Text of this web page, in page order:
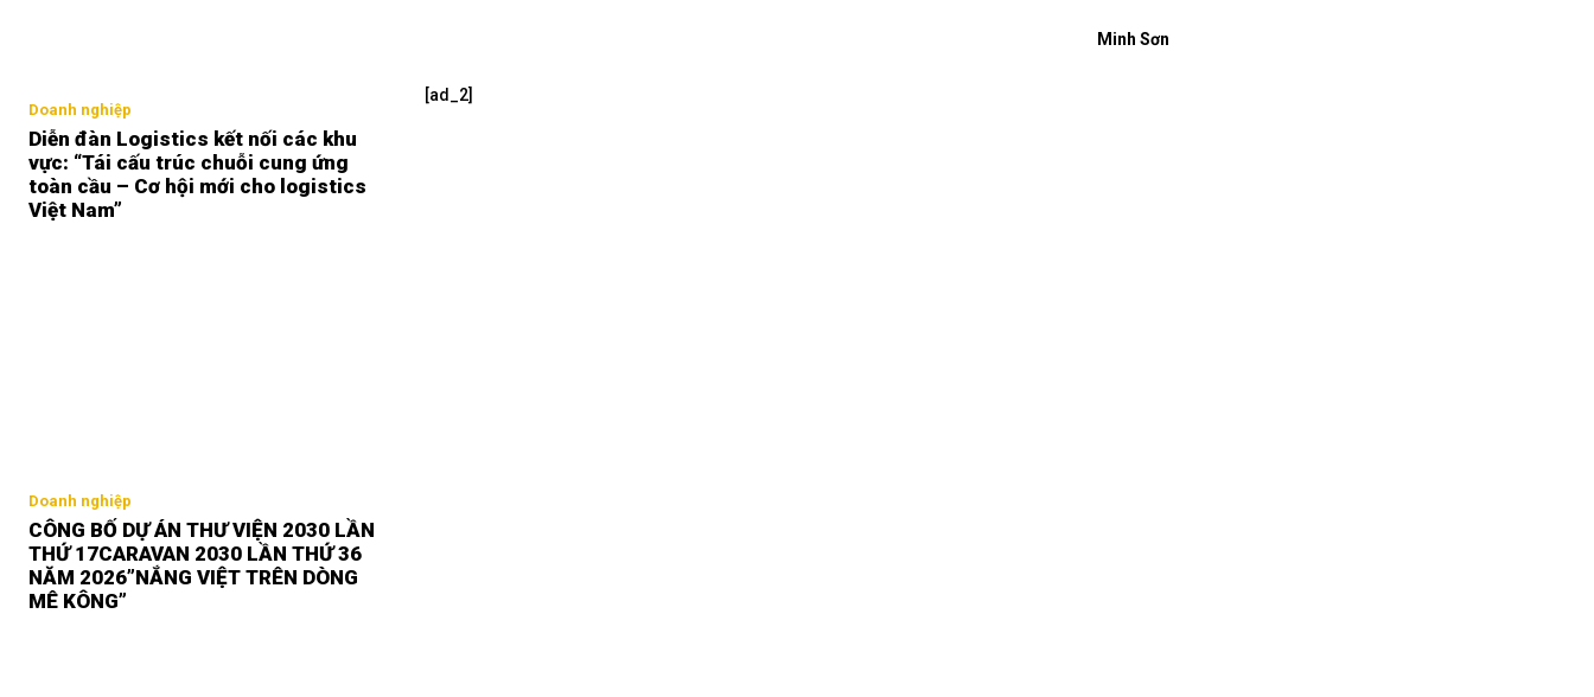
Doanh nghiệp
Diễn đàn Logistics kết nối các khu
vực: “Tái cấu trúc chuỗi cung ứng
toàn cầu – Cơ hội mới cho logistics
Việt Nam”
Doanh nghiệp
CÔNG BỐ DỰ ÁN THƯ VIỆN 2030 LẦN
THỨ 17CARAVAN 2030 LẦN THỨ 36
NĂM 2026”NẮNG VIỆT TRÊN DÒNG
MÊ KÔNG”
Minh Sơn
[ad_2]